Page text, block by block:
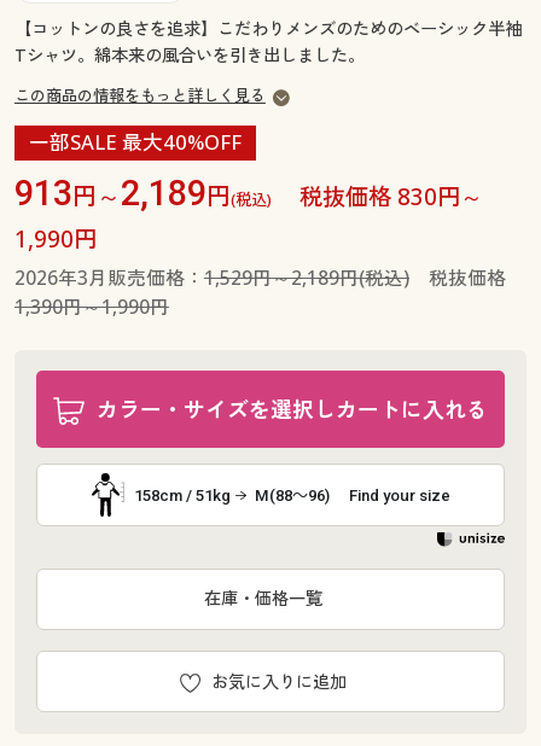
よくある質問とお問い合わせ
【コットンの良さを追求】こだわりメンズのためのベーシック半袖
Tシャツ。綿本来の風合いを引き出しました。
この商品の情報をもっと詳しく見る
一部SALE 最大40%OFF
913円～2,189円(税込)
税抜価格 830円～
1,990円
2026年3月販売価格： 1,529円～2,189円(税込)税抜価格
1,390円～1,990円
カラー・サイズを選択しカートに入れる
158cm / 51kg M(88～96) Find your size
お気に入りに追加
在庫・価格一覧